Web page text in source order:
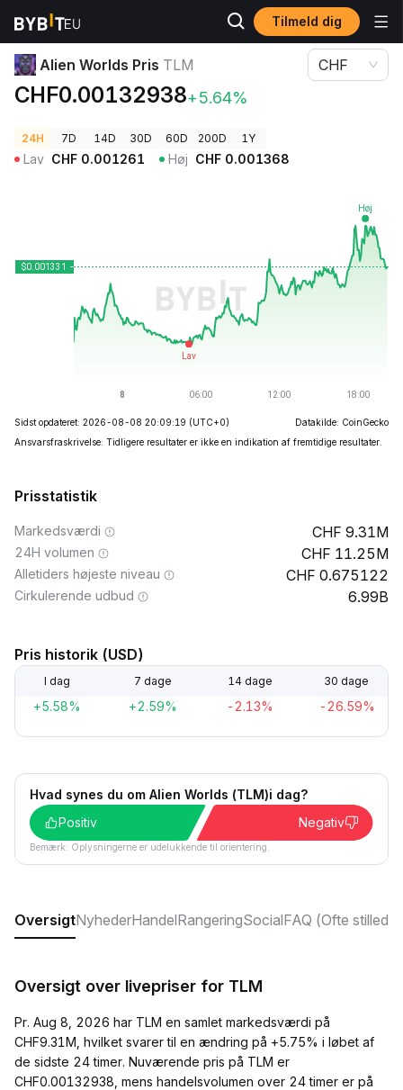
Tilmeld dig
Kryptopriser
Alien Worlds Pris TLM
CHF0.00132938+5.64%
CHF
24H 7D 14D 30D 60D 200D 1Y
Lav CHF 0.001261 Høj CHF 0.001368
Sidst opdateret: 2026-08-08 20:09:19 (UTC+0)
Datakilde: CoinGecko
Ansvarsfraskrivelse: Tidligere resultater er ikke en indikation af fremtidige resultater.
Prisstatistik
Markedsværdi 9.31M
24H volumen 11.25M
Alletiders højeste niveau 0.675122
Cirkulerende udbud 6.99B
Pris historik (USD)
I dag 7 dage 14 dage 30 dage
+5.58% +2.59% -2.13% -26.59%
Hvad synes du om Alien Worlds (TLM)i dag?
Positiv
Negativ
Bemærk: Oplysningerne er udelukkende til orientering.
OversigtNyhederHandelRangeringSocialFAQ (Ofte stillede
Oversigt over livepriser for TLM
Pr. Aug 8, 2026 har TLM en samlet markedsværdi på
CHF9.31M, hvilket svarer til en ændring på +5.75% i løbet af
de sidste 24 timer. Nuværende pris på TLM er
CHF0.00132938, mens handelsvolumen over 24 timer er på